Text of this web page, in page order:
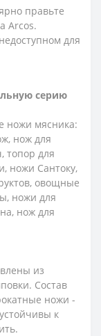
правьте
Arcos.
для
серию
ножи мясника:
нож для
топор для
ножи Сантоку,
овощные
ножи для
нож для
из
Состав
ножи -
к